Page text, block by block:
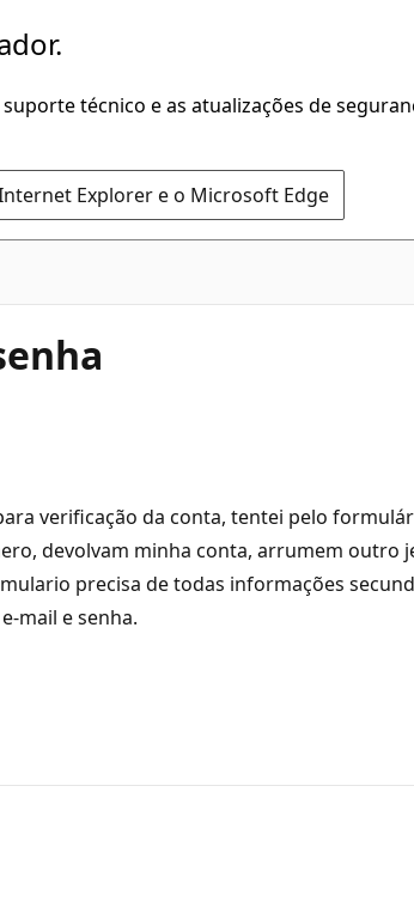
técnico e as atualizações de
Explorer e o Microsoft Edge
verificação da conta, tentei pelo
devolvam minha conta, arrumem outro
precisa de todas informações
mail e senha.